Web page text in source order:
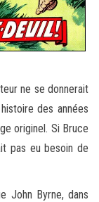
ne se donnerait
des années
originel. Si Bruce
pas eu besoin de
John Byrne, dans